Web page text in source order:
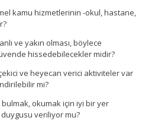
kamu hizmetlerinin -okul, hastane,
ve yakın olması, böylece
hissedebilecekler midir?
ve heyecan verici aktiviteler var
mi?
okumak için iyi bir yer
veriliyor mu?